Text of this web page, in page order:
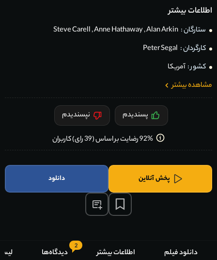
اطلاعات بیشتر
ستارگان : Steve Carell,Anne Hathaway,Alan Arkin
کارگردان : Peter Segal
کشور : آمریکا
مشاهده بیشتر
پسندیدم نپسندیدم
92% رضایت بر اساس (39 رای) کاربران
پخش آنلاین دانلود
دانلود فیلم اطلاعات بیشتر
2
دیدگاه‌ها